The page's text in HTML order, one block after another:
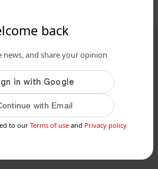
back
news, and share your opinion
with Email
to our Terms of use and Privacy policy